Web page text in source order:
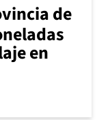
de
en